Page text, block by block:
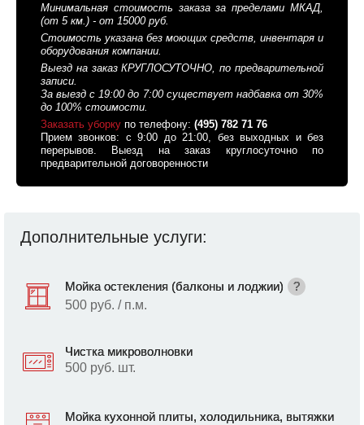
Минимальная стоимость заказа за пределами МКАД,
(от 5 км.) - от 15000 руб.
Стоимость указана без моющих средств, инвентаря и
оборудования компании.
Выезд на заказ КРУГЛОСУТОЧНО, по предварительной
записи.
За выезд с 19:00 до 7:00 существует надбавка от 30%
до 100% стоимости.
Заказать уборку по телефону: (495) 782 71 76
Прием звонков: с 9:00 до 21:00, без выходных и без
перерывов. Выезд на заказ круглосуточно по
предварительной договоренности
Дополнительные услуги:
Мойка остекления (балконы и лоджии)
?
500 руб. / п.м.
Чистка микроволновки
500 руб. шт.
Мойка кухонной плиты, холодильника, вытяжки